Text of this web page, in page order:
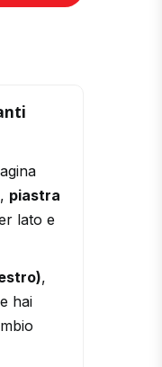
, piastra
lato e
,
hai